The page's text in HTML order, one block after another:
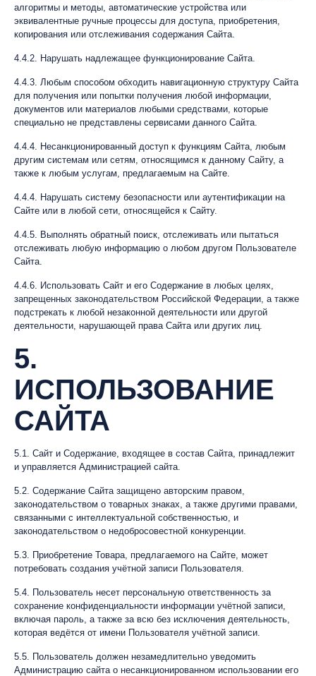
алгоритмы и методы, автоматические устройства или
эквивалентные ручные процессы для доступа, приобретения,
копирования или отслеживания содержания Сайта.
4.4.2. Нарушать надлежащее функционирование Сайта.
4.4.3. Любым способом обходить навигационную структуру Сайта
для получения или попытки получения любой информации,
документов или материалов любыми средствами, которые
специально не представлены сервисами данного Сайта.
4.4.4. Несанкционированный доступ к функциям Сайта, любым
другим системам или сетям, относящимся к данному Сайту, а
также к любым услугам, предлагаемым на Сайте.
4.4.4. Нарушать систему безопасности или аутентификации на
Сайте или в любой сети, относящейся к Сайту.
4.4.5. Выполнять обратный поиск, отслеживать или пытаться
отслеживать любую информацию о любом другом Пользователе
Сайта.
4.4.6. Использовать Сайт и его Содержание в любых целях,
запрещенных законодательством Российской Федерации, а также
подстрекать к любой незаконной деятельности или другой
деятельности, нарушающей права Сайта или других лиц.
5.
ИСПОЛЬЗОВАНИЕ
САЙТА
5.1. Сайт и Содержание, входящее в состав Сайта, принадлежит
и управляется Администрацией сайта.
5.2. Содержание Сайта защищено авторским правом,
законодательством о товарных знаках, а также другими правами,
связанными с интеллектуальной собственностью, и
законодательством о недобросовестной конкуренции.
5.3. Приобретение Товара, предлагаемого на Сайте, может
потребовать создания учётной записи Пользователя.
5.4. Пользователь несет персональную ответственность за
сохранение конфиденциальности информации учётной записи,
включая пароль, а также за всю без исключения деятельность,
которая ведётся от имени Пользователя учётной записи.
5.5. Пользователь должен незамедлительно уведомить
Администрацию сайта о несанкционированном использовании его